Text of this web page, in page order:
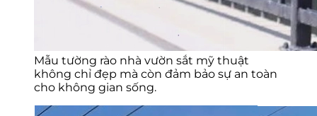
Mẫu tường rào nhà vườn sắt mỹ thuật
không chỉ đẹp mà còn đảm bảo sự an toàn
cho không gian sống.